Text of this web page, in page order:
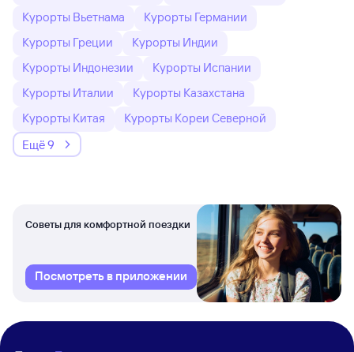
Курорты Вьетнама
Курорты Германии
Курорты Греции
Курорты Индии
Курорты Индонезии
Курорты Испании
Курорты Италии
Курорты Казахстана
Курорты Китая
Курорты Кореи Северной
Ещё 9
Советы для комфортной поездки
Посмотреть в приложении